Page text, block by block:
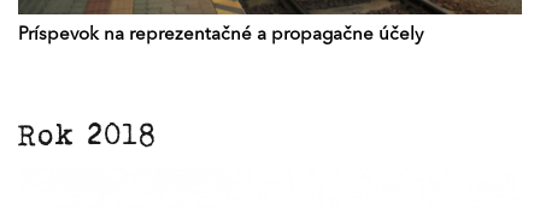
Príspevok na reprezentačné a propagačne účely
Rok 2018